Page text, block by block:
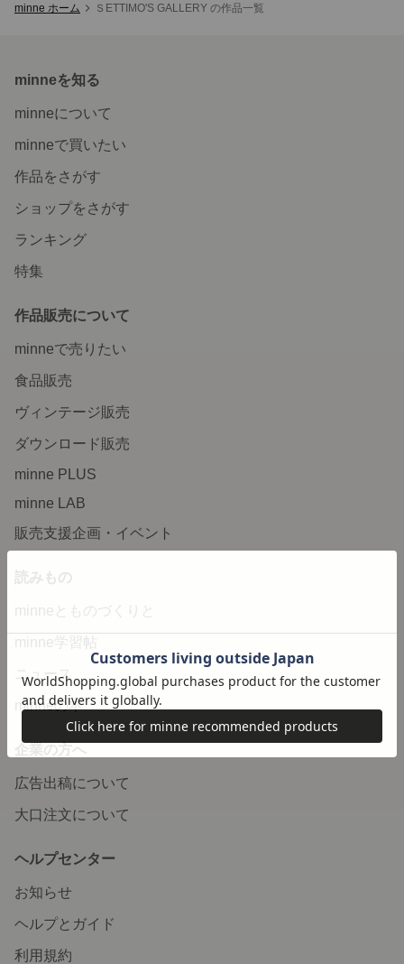
minne ホーム ＳETTIMO'S GALLERY の作品一覧
minneを知る
minneについて
minneで買いたい
作品をさがす
ショップをさがす
ランキング
特集
作品販売について
minneで売りたい
食品販売
ヴィンテージ販売
ダウンロード販売
minne PLUS
minne LAB
販売支援企画・イベント
読みもの
minneとものづくりと
minne学習帖
ニュース
minneの本
企業の方へ
広告出稿について
大口注文について
ヘルプセンター
お知らせ
ヘルプとガイド
利用規約